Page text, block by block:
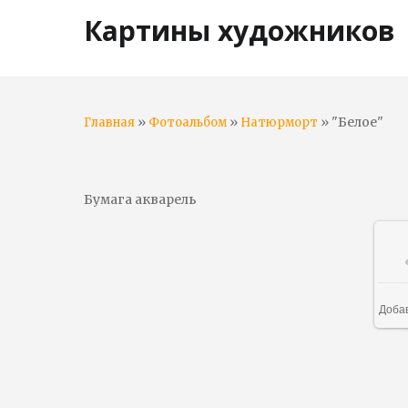
Картины художников
Главная » Фотоальбом» Натюрморт » "Белое"
Бумага акварель